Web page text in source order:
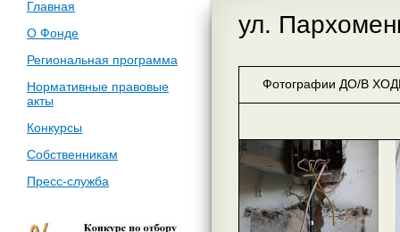
Главная
О Фонде
Региональная программа
Нормативные правовые
акты
Конкурсы
Собственникам
Пресс-служба
ул.
Фотографии ДО/В